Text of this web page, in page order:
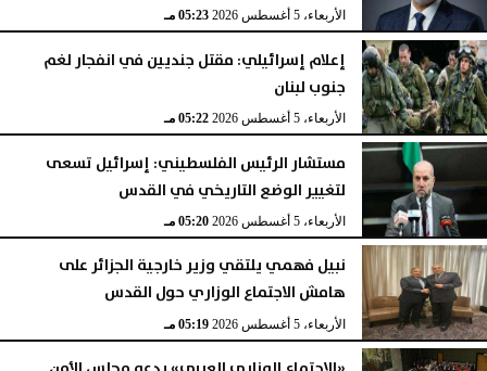
الأربعاء، 5 أغسطس 2026 05:23 مـ
إعلام إسرائيلي: مقتل جنديين في انفجار لغم
جنوب لبنان
الأربعاء، 5 أغسطس 2026 05:22 مـ
مستشار الرئيس الفلسطيني: إسرائيل تسعى
لتغيير الوضع التاريخي في القدس
الأربعاء، 5 أغسطس 2026 05:20 مـ
نبيل فهمي يلتقي وزير خارجية الجزائر على
هامش الاجتماع الوزاري حول القدس
الأربعاء، 5 أغسطس 2026 05:19 مـ